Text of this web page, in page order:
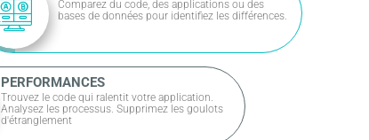
Comparez du code, des applications ou des
bases de données pour identifiez les différences.
PERFORMANCES
Trouvez le code qui ralentit votre application.
Analysez les processus. Supprimez les goulots
d'étranglement